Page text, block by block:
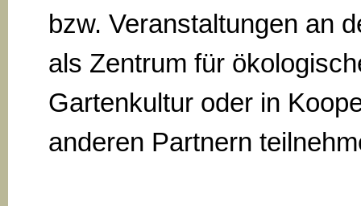
bzw. Veranstaltungen an
als Zentrum für
Gartenkultur oder in
anderen Partnern